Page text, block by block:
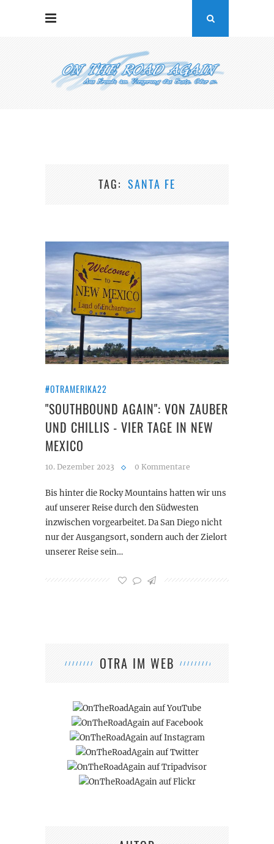
TAG SANTA FE
#OTRAMERIKA22
"SOUTHBOUND AGAIN": VON ZAUBER
UND CHILLIS - VIER TAGE IN NEW
MEXICO
10. Dezember 2023 0 Kommentare
Bis hinter die Rocky Mountains hatten wir uns
auf unserer Reise durch den Südwesten
inzwischen vorgearbeitet. Da San Diego nicht
nur der Ausgangsort, sondern auch der Zielort
unserer Reise sein…
OTRA IM WEB